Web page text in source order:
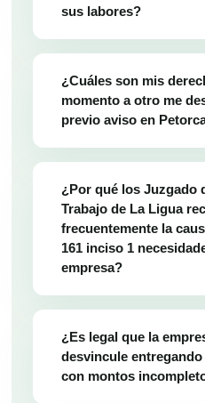
sus labores?
¿Cuáles son mis
momento a otro me
previo aviso en
¿Por qué los Juzgado
Trabajo de La Ligua
frecuentemente la
161 inciso 1
empresa?
¿Es legal que la
desvincule
con montos